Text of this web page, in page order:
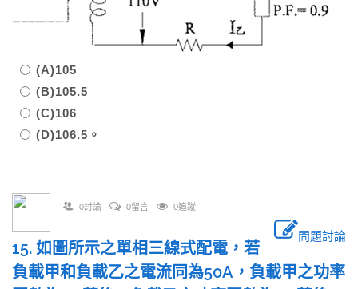
(A)105
(B)105.5
(C)106
(D)106.5。
0討論 0留言 0追蹤
問題討論
15. 如圖所示之單相三線式配電，若
負載甲和負載乙之電流同為50A，負載甲之功率